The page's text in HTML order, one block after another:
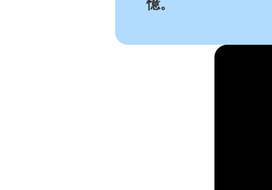
憶。